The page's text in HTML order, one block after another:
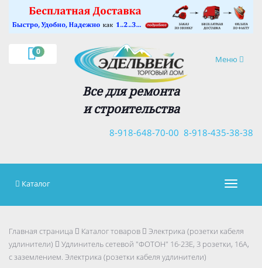
0
Навигация
Меню
Все для ремонта
и строительства
8-918-435-38-38
8-918-648-70-00
×
Каталог
Главная страница Каталог товаров
Электрика (розетки кабеля
удлинители)
Удлинитель сетевой "ФОТОН" 16-23Е, 3 розетки, 16А,
с заземлением. Электрика (розетки кабеля удлинители)